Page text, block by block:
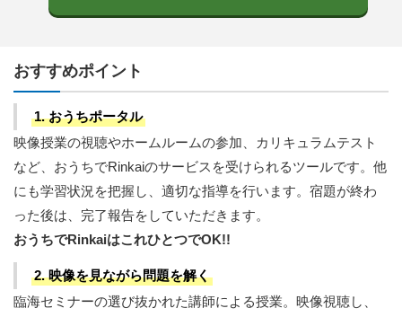
おすすめポイント
1. おうちポータル
映像授業の視聴やホームルームの参加、カリキュラムテスト
など、おうちでRinkaiのサービスを受けられるツールです。他
にも学習状況を把握し、適切な指導を行います。宿題が終わ
った後は、完了報告をしていただきます。
おうちでRinkaiはこれひとつでOK!!
2. 映像を見ながら問題を解く
臨海セミナーの選び抜かれた講師による授業。映像視聴し、